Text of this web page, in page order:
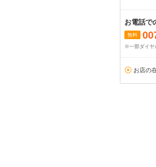
お電話で
無料
※一部ダイヤ
お店の